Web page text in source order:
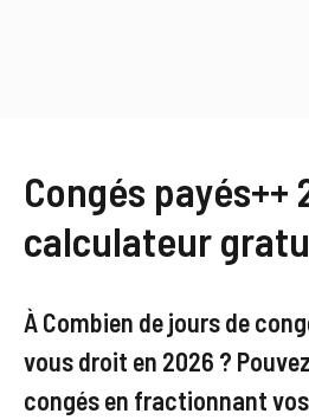
Congés payés++
calculateur
À Combien de jours de
vous droit en 2026 ?
congés en fractionnant